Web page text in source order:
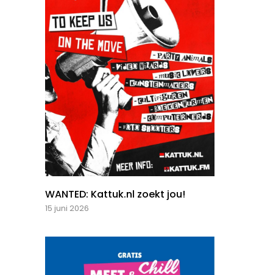
WANTED: Kattuk.nl zoekt jou!
15 juni 2026